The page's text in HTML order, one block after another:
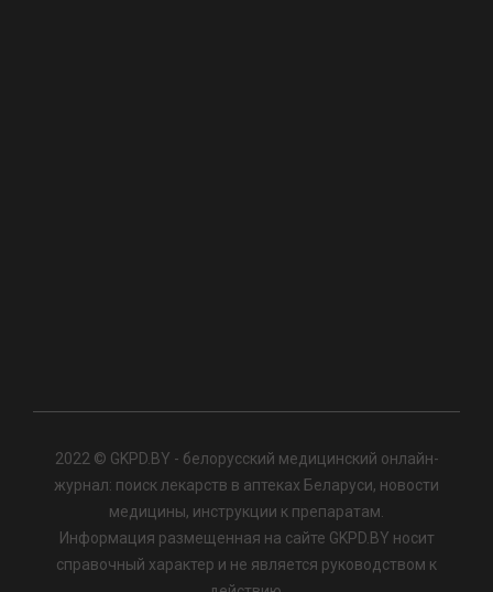
2022 © GKPD.BY - белорусский медицинский онлайн-
журнал: поиск лекарств в аптеках Беларуси, новости
медицины, инструкции к препаратам.
Информация размещенная на сайте GKPD.BY носит
справочный характер и не является руководством к